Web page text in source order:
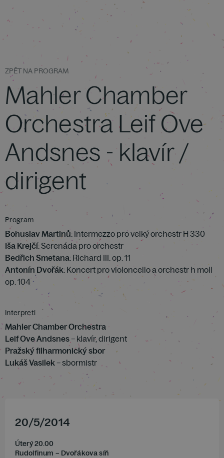
ZPĚT NA PROGRAM
Mahler Chamber
Orchestra Leif Ove
Andsnes - klavír /
dirigent
Program
Bohuslav Martinů: Intermezzo pro velký orchestr H 330
Iša Krejčí: Serenáda pro orchestr
Bedřich Smetana: Richard III. op. 11
Antonín Dvořák: Koncert pro violoncello a orchestr h moll
op. 104
Interpreti
Mahler Chamber Orchestra
Leif Ove Andsnes– klavír, dirigent
Pražský filharmonický sbor
Lukáš Vasilek– sbormistr
20/5/2014
Úterý 20.00
Rudolfinum – Dvořákova síň